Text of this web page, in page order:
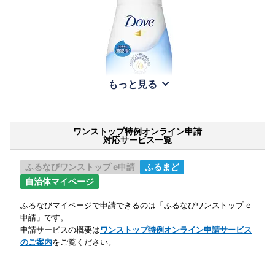
もっと見る
ワンストップ特例オンライン申請
対応サービス一覧
ふるなびワンストップ e申請
ふるまど
自治体マイページ
ふるなびマイページで申請できるのは「ふるなびワンストップ e
申請」です。
申請サービスの概要はワンストップ特例オンライン申請サービス
のご案内をご覧ください。